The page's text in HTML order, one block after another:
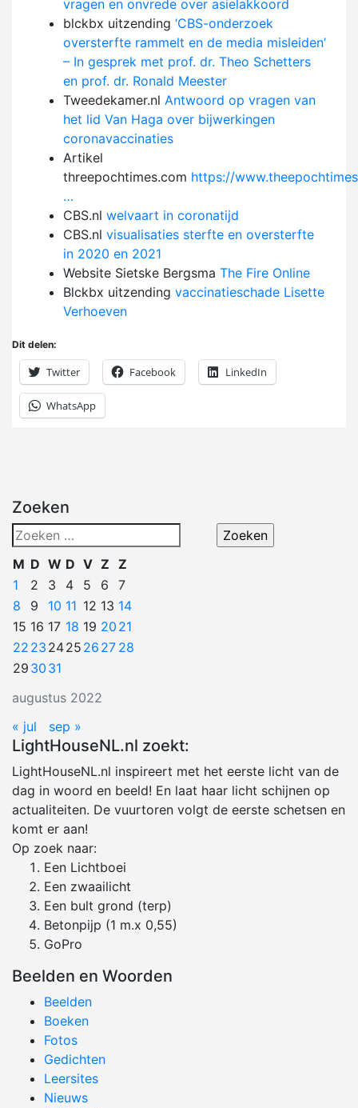
vragen en onvrede over asielakkoord
blckbx uitzending ‘CBS-onderzoek
oversterfte rammelt en de media misleiden’
– In gesprek met prof. dr. Theo Schetters
en prof. dr. Ronald Meester
Tweedekamer.nl Antwoord op vragen van
het lid Van Haga over bijwerkingen
coronavaccinaties
Artikel
threepochtimes.com https://
…
CBS.nl welvaart in coronatijd
CBS.nl visualisaties sterfte en oversterfte
in 2020 en 2021
Website Sietske Bergsma The Fire Online
Blckbx uitzending vaccinatieschade Lisette
Verhoeven
Dit delen:
Twitter Facebook LinkedIn
WhatsApp
Zoeken
Zoeken
naar:
augustus 2022
M D W D V Z Z
1
2 3 4 5 6
7
8
9 10 11 12 13 14
15 16 17 18 19 20 21
22 23 2425 26 27 28
29 30 31
« jul sep »
LightHouseNL.nl zoekt:
LightHouseNL.nl inspireert met het eerste licht van de
dag in woord en beeld! En laat haar licht schijnen op
actualiteiten. De vuurtoren volgt de eerste schetsen en
komt er aan!
Op zoek naar:
Een Lichtboei
Een zwaailicht
Een bult grond (terp)
Betonpijp (1 m.x 0,55)
GoPro
Beelden en Woorden
Beelden
Boeken
Fotos
Gedichten
Leersites
Nieuws